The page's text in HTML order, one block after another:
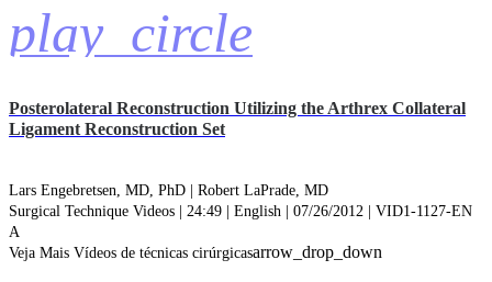
play_circle
Posterolateral Reconstruction Utilizing the Arthrex Collateral
Ligament Reconstruction Set
Lars Engebretsen, MD, PhD | Robert LaPrade, MD
Surgical Technique Videos | 24:49 | English | 07/26/2012 | VID1-1127-EN
A
Veja Mais Vídeos de técnicas cirúrgicasarrow_drop_down